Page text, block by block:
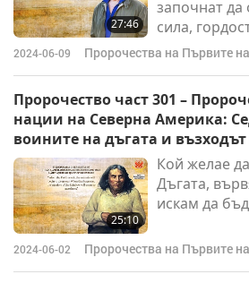
раждането
27:46
започнат да
сила,
2024-06-09 Пророчества на Първите
Пророчество част 301 –
нации на Северна Америка:
воините на дъгата и
25:10
Кой желае
Дъгата,
искам да
2024-06-02 Пророчества на Първите